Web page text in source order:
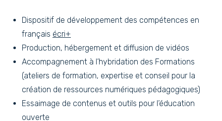
Dispositif de développement des compétences en
français écri+
Production, hébergement et diffusion de vidéos
Accompagnement à l’hybridation des Formations
(ateliers de formation, expertise et conseil pour la
création de ressources numériques pédagogiques)
Essaimage de contenus et outils pour l’éducation
ouverte